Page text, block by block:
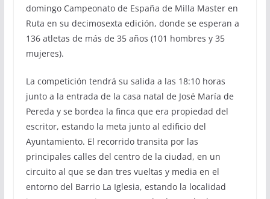
domingo Campeonato de España de Milla Master en
Ruta en su decimosexta edición, donde se esperan a
136 atletas de más de 35 años (101 hombres y 35
mujeres).
La competición tendrá su salida a las 18:10 horas
junto a la entrada de la casa natal de José María de
Pereda y se bordea la finca que era propiedad del
escritor, estando la meta junto al edificio del
Ayuntamiento. El recorrido transita por las
principales calles del centro de la ciudad, en un
circuito al que se dan tres vueltas y media en el
entorno del Barrio La Iglesia, estando la localidad